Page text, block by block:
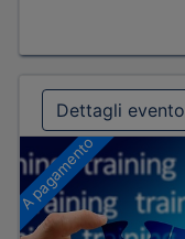
Dettagli evento
A pagamento